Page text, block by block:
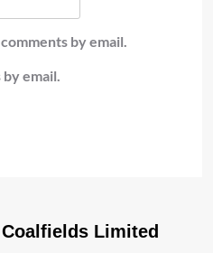
by email.
email.
Limited